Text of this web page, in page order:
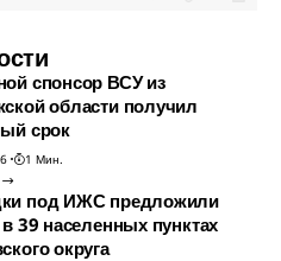
спонсор ВСУ из
области получил
срок
1 Мин.
под ИЖС предложили
39 населенных пунктах
округа